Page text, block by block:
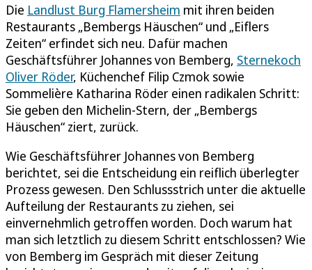
Die Landlust Burg Flamersheim mit ihren beiden
Restaurants „Bembergs Häuschen“ und „Eiflers
Zeiten“ erfindet sich neu. Dafür machen
Geschäftsführer Johannes von Bemberg, Sternekoch
Oliver Röder, Küchenchef Filip Czmok sowie
Sommelière Katharina Röder einen radikalen Schritt:
Sie geben den Michelin-Stern, der „Bembergs
Häuschen“ ziert, zurück.
Wie Geschäftsführer Johannes von Bemberg
berichtet, sei die Entscheidung ein reiflich überlegter
Prozess gewesen. Den Schlussstrich unter die aktuelle
Aufteilung der Restaurants zu ziehen, sei
einvernehmlich getroffen worden. Doch warum hat
man sich letztlich zu diesem Schritt entschlossen? Wie
von Bemberg im Gespräch mit dieser Zeitung